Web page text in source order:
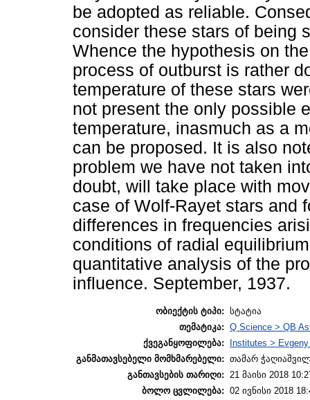
be adopted as reliable.
consider these stars of being
Whence the hypothesis on
process of outburst is rather
temperature of these stars
not present the only possible
temperature, inasmuch as a
can be proposed. It is also
problem we have not taken
doubt, will take place with
case of Wolf-Rayet stars and
differences in frequencies
conditions of radial
quantitative analysis of the
influence. September, 1937.
ობიექტის ტიპი: სტატია
თემატიკა: Q Science > QB
ქვეგანყოფილება:
Institutes >
განმათავსებელი მომხმარებელი: თამარ
განთავსების თარიღი:
21 მაისი 2018
ბოლო ცვლილება: 02 ივნისი 2018